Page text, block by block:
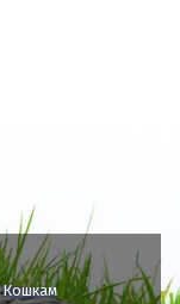
Кошкам